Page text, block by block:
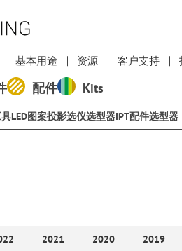
基本用途 资源 客户支持
配件 Kits
LED图案投影选仪选型器IPT配件选型器
2021 2020 2019